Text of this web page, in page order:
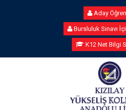
Aday
Bursluluk Sınavı
K12 Net Bilgi